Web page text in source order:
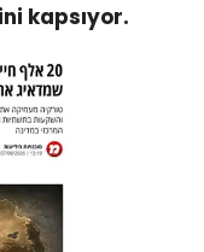
kapsıyor.